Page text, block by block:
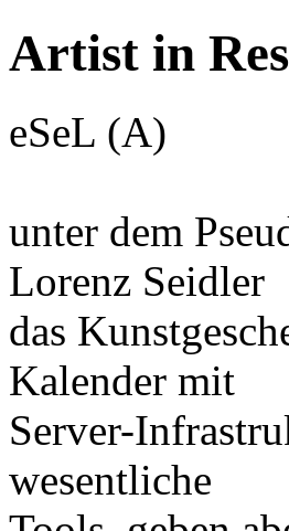
Artist in
eSeL (A)
unter dem
Lorenz Seidler
das
Kalender mit
Server-
wesentliche